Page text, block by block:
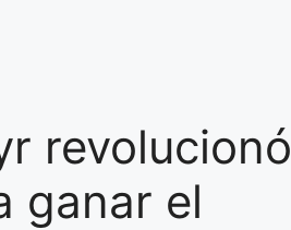
revolucionó
ganar el